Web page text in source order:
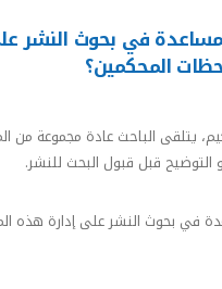
في بحوث النشر
المحكمين؟
يتلقى الباحث عادة مجموعة من
التوضيح قبل قبول البحث للنشر.
في بحوث النشر على إدارة هذه